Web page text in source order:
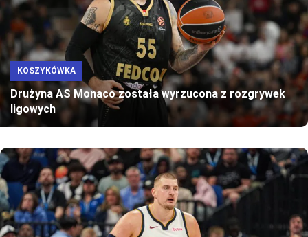
KOSZYKÓWKA
Drużyna AS Monaco została wyrzucona z rozgrywek
ligowych